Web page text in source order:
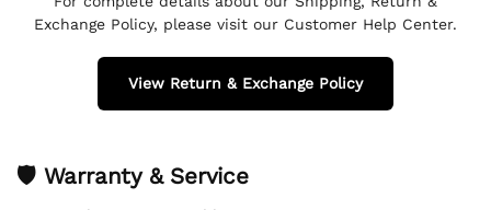
Exchange Policy, please visit our Customer Help Center.
View Return & Exchange Policy
🛡 Warranty & Service